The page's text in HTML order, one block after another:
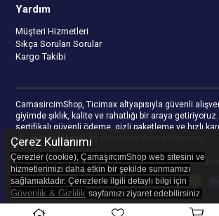
Yardım
Müşteri Hizmetleri
Sıkça Sorulan Sorular
Kargo Takibi
CamasircimShop, Ticimax altyapısıyla güvenli
giyimde şıklık, kalite ve rahatlığı bir araya
sertifikalı güvenli ödeme, gizli paketleme ve hızlı
alışverişinizi keyifli bir deneyime dönüştürüyoruz.
© 2023camasircimshop.com- Tüm
Çerez Kullanımı
Çerezler (cookie), ÇamaşırcımShop web sitesini ve
hizmetlerimizi daha etkin bir şekilde sunmamızı
sağlamaktadır. Çerezlerle ilgili detaylı bilgi için
Güvenlik & Gizlilik sayfamızı ziyaret edebilirsiniz.